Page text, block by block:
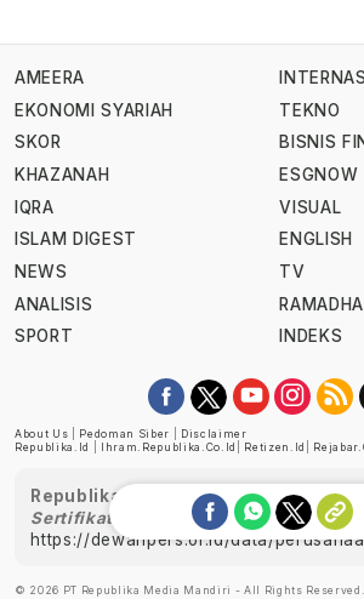
AMEERA
EKONOMI SYARIAH
SKOR
KHAZANAH
IQRA
ISLAM DIGEST
NEWS
ANALISIS
SPORT
TEKNO
BISNIS
ESGNOW
VISUAL
ENGLISH
TV
INDEKS
About Us Pedoman Siber
Disclaimer
Republika.id
Ihram.republika.co.id Retizen.id
Republika telah diverifikasi oleh
Sertifikat Nomor 1058/DP-Verifikasi/
https://dewanpers.or.id/data/
© 2026 PT Republika Media Mandiri - All Rights Reserved.